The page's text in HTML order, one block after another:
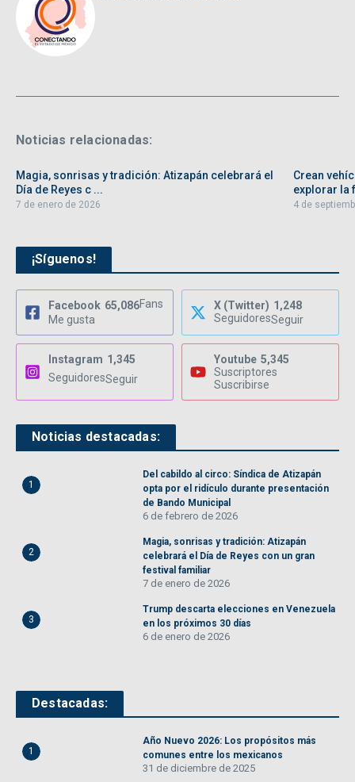
Noticias relacionadas:
Magia, sonrisas y tradición: Atizapán celebrará el
Día de Reyes c ...
7 de enero de 2026
Crean
explorar la
4 de
¡Síguenos!
Facebook 65,086Fans
Me gusta
X (Twitter) 1,248
SeguidoresSeguir
Instagram 1,345
SeguidoresSeguir
Youtube 5,345
Suscriptores
Suscribirse
Noticias destacadas:
1
Del cabildo al circo: Síndica de Atizapán
opta por el ridículo durante presentación
de Bando Municipal
6 de febrero de 2026
2
Magia, sonrisas y tradición: Atizapán
celebrará el Día de Reyes con un gran
festival familiar
7 de enero de 2026
3
Trump descarta elecciones en Venezuela
en los próximos 30 días
6 de enero de 2026
Destacadas:
1
Año Nuevo 2026: Los propósitos más
comunes entre los mexicanos
31 de diciembre de 2025